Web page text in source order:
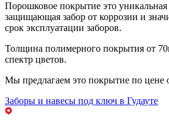
Порошковое покрытие это уникальная
защищающая забор от коррозии и
срок эксплуатации заборов.
Толщина полимерного покрытия от
спектр цветов.
Мы предлагаем это покрытие по цене
Заборы и навесы под ключ в Гудауте